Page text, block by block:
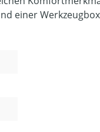
einer